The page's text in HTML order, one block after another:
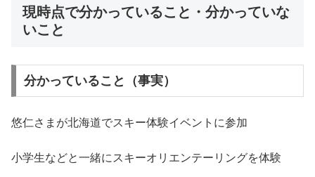
現時点で分かっていること・分かっていな
いこと
分かっていること（事実）
悠仁さまが北海道でスキー体験イベントに参加
小学生などと一緒にスキーオリエンテーリングを体験